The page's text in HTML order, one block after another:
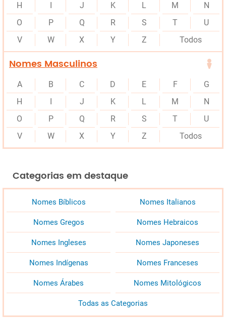
H
J K L M
N
O
P Q R S T
U
V
W X Y Z Todos
Nomes Masculinos
A B C D E F
G
H
J K L M
N
O
P Q R S T
U
V
W X Y Z Todos
Categorias em destaque
Nomes Bíblicos Nomes Italianos
Nomes Gregos Nomes Hebraicos
Nomes Ingleses Nomes Japoneses
Nomes Indígenas Nomes Franceses
Nomes Árabes Nomes Mitológicos
Todas as Categorias